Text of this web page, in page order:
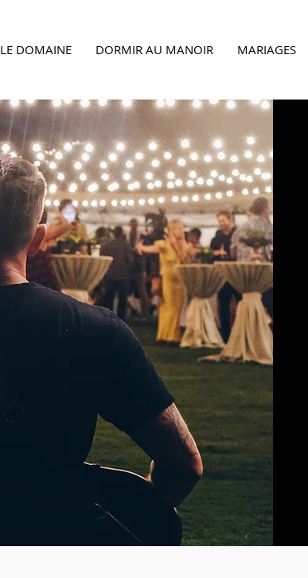
LE DOMAINE DORMIR AU MANOIR MARIAGES